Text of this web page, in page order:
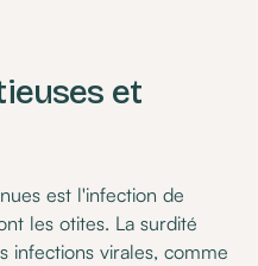
et
est l'infection de
les otites. La surdité
infections virales, comme